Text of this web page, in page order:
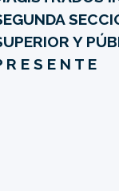
Y
R E S E N T E